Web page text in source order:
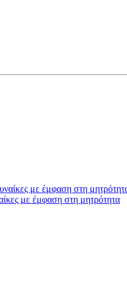
με έμφαση στη μητρότητα